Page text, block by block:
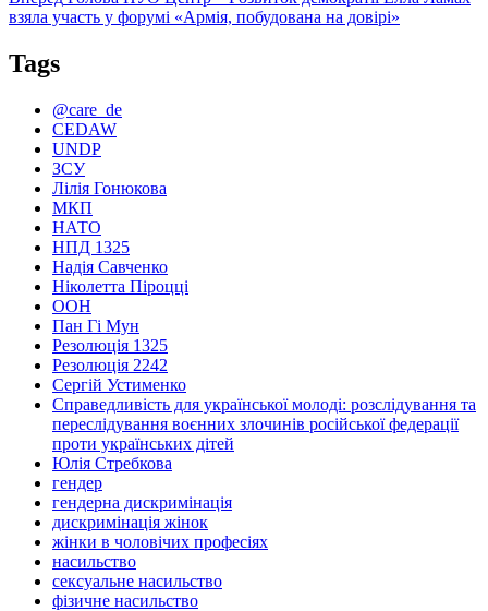
запис:
взяла участь у форумі «Армія, побудована на довірі»
Tags
@care_de
CEDAW
UNDP
ЗСУ
Лілія Гонюкова
МКП
НАТО
НПД 1325
Надія Савченко
Ніколетта Піроцці
ООН
Пан Гі Мун
Резолюція 1325
Резолюція 2242
Сергій Устименко
Справедливість для української молоді: розслідування та
переслідування воєнних злочинів російської федерації
проти українських дітей
Юлія Стребкова
гендер
гендерна дискримінація
дискримінація жінок
жінки в чоловічих професіях
насильство
сексуальне насильство
фізичне насильство